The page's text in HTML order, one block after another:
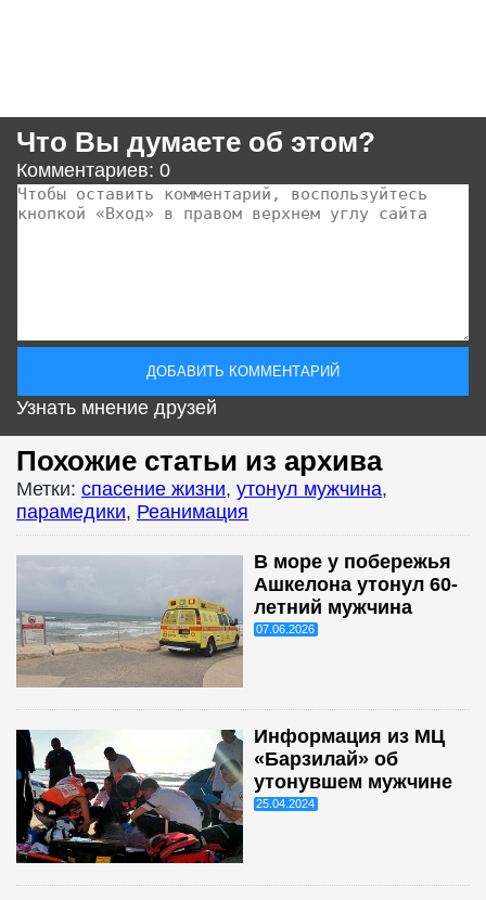
Что Вы думаете об этом?
Комментариев: 0
Узнать мнение друзей
Похожие статьи из архива
Метки: спасение жизни, утонул мужчина,
парамедики, Реанимация
В море у побережья
Ашкелона утонул 60-
летний мужчина
07.06.2026
Информация из МЦ
«Барзилай» об
утонувшем мужчине
25.04.2024